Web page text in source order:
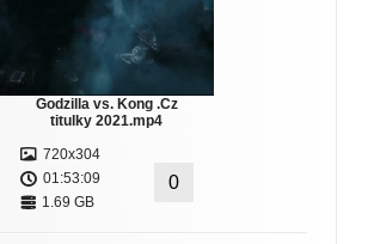
Godzilla vs. Kong .Cz
titulky 2021.mp4
720x304
01:53:09
1.69 GB
0